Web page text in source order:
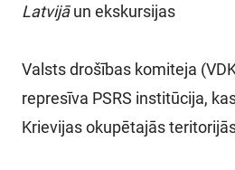
KONTAKTI
MILITĀRAIS
VĒSTURE
Latvijāun ekskursijas
Valsts drošības komiteja
represīva PSRS institūcija,
Krievijas okupētajās